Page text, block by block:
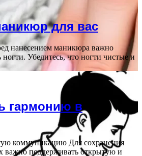
для вас
нанесением маникюра важно
Убедитесь, что ногти чистые и
гармонию в
коммуникацию Для сохранения
важно поддерживать открытую и